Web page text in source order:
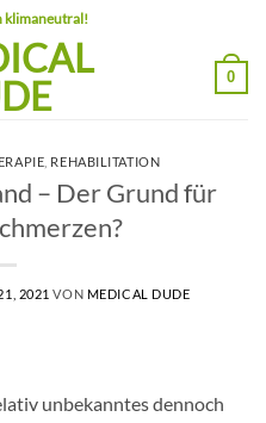
klimaneutral!
0
REHABILITATION
– Der Grund für
2021 VON MEDICAL DUDE
unbekanntes dennoch